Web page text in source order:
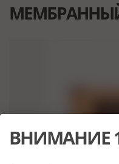
ВНИМАНИЕ